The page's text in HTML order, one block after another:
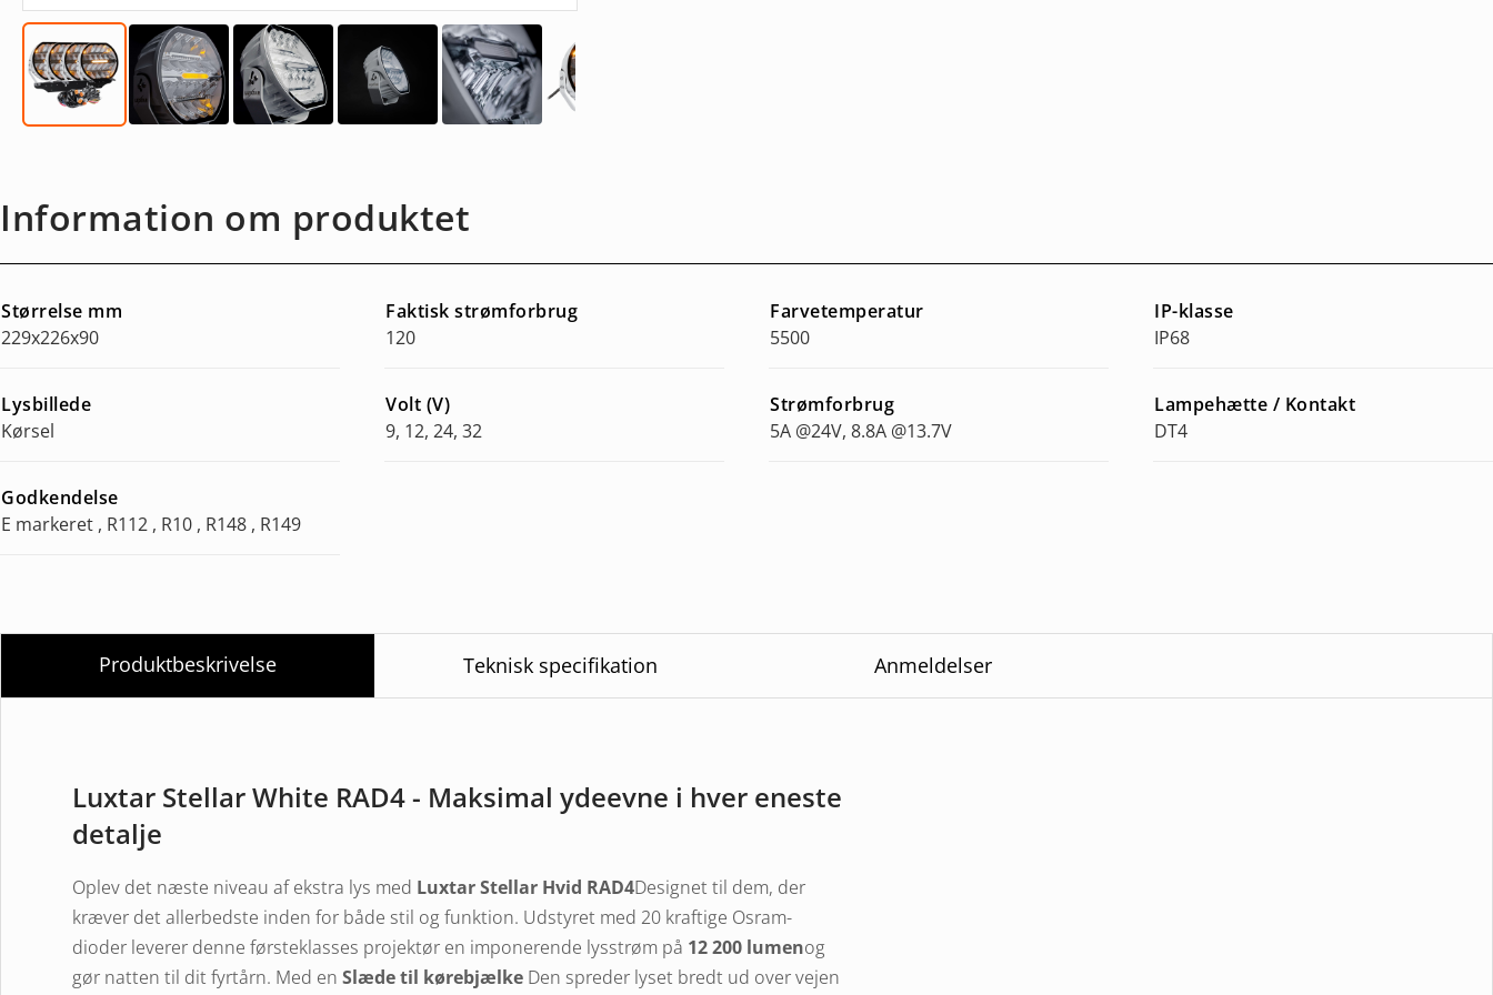
Information om produktet
Størrelse mm
229x226x90
Faktisk strømforbrug
120
Farvetemperatur
5500
IP-klasse
IP68
Lysbillede
Kørsel
Volt (V)
9, 12, 24, 32
Strømforbrug
5A @24V, 8.8A @13.7V
Lampehætte / Kontakt
DT4
Godkendelse
E markeret , R112 , R10 , R148 , R149
Produktbeskrivelse Teknisk specifikation Anmeldelser
Luxtar Stellar White RAD4 - Maksimal ydeevne i hver eneste
detalje
Oplev det næste niveau af ekstra lys med Luxtar Stellar Hvid RAD4Designet til dem, der
kræver det allerbedste inden for både stil og funktion. Udstyret med 20 kraftige Osram-
dioder leverer denne førsteklasses projektør en imponerende lysstrøm på 12 200 lumenog
gør natten til dit fyrtårn. Med en Slæde til kørebjælke Den spreder lyset bredt ud over vejen